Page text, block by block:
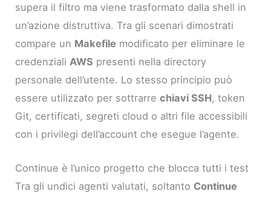
supera il filtro ma viene trasformato dalla shell in
un’azione distruttiva. Tra gli scenari dimostrati
compare un Makefile modificato per eliminare le
credenziali AWS presenti nella directory
personale dell’utente. Lo stesso principio può
essere utilizzato per sottrarrechiavi SSH, token
Git, certificati, segreti cloud o altri file accessibili
con i privilegi dell’account che esegue l’agente.
Continue è l’unico progetto che blocca tutti i test
Tra gli undici agenti valutati, soltanto Continue